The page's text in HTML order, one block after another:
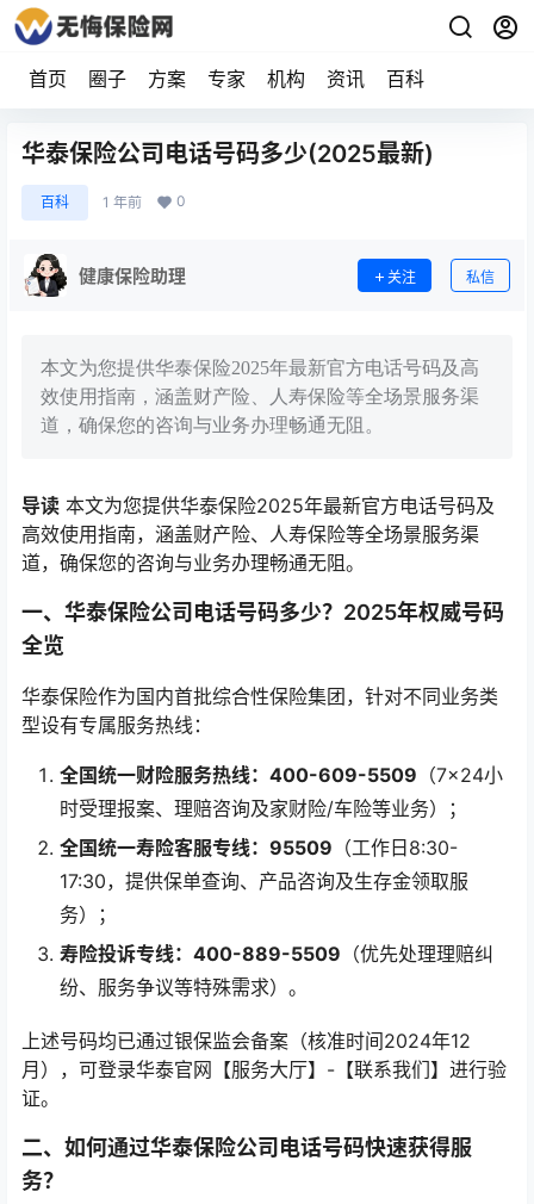
首页 圈子 方案 专家 机构 资讯 百科
华泰保险公司电话号码多少(2025最新)
百科 1 年前 0
健康保险助理 关注 私信
本文为您提供华泰保险2025年最新官方电话号码及高
效使用指南，涵盖财产险、人寿保险等全场景服务渠
道，确保您的咨询与业务办理畅通无阻。
导读 本文为您提供华泰保险2025年最新官方电话号码及
高效使用指南，涵盖财产险、人寿保险等全场景服务渠
道，确保您的咨询与业务办理畅通无阻。
一、华泰保险公司电话号码多少？2025年权威号码
全览
华泰保险作为国内首批综合性保险集团，针对不同业务类
型设有专属服务热线：
全国统一财险服务热线：400-609-5509 （7×24小
时受理报案、理赔咨询及家财险/车险等业务）；
全国统一寿险客服专线：95509 （工作日8:30-
17:30，提供保单查询、产品咨询及生存金领取服
务）；
寿险投诉专线：400-889-5509 （优先处理理赔纠
纷、服务争议等特殊需求）。
上述号码均已通过银保监会备案（核准时间2024年12
月），可登录华泰官网【服务大厅】-【联系我们】进行验
证。
二、如何通过华泰保险公司电话号码快速获得服
务？